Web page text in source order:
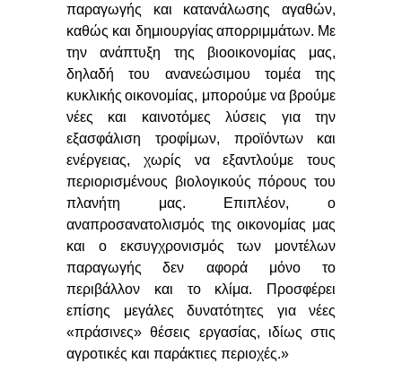
παραγωγής και κατανάλωσης αγαθών,
καθώς και δημιουργίας απορριμμάτων. Με
την ανάπτυξη της βιοοικονομίας μας,
δηλαδή του ανανεώσιμου τομέα της
κυκλικής οικονομίας, μπορούμε να βρούμε
νέες και καινοτόμες λύσεις για την
εξασφάλιση τροφίμων, προϊόντων
και
ενέργειας, χωρίς να εξαντλούμε τους
περιορισμένους βιολογικούς πόρους του
πλανήτη μας.
Επιπλέον, ο
αναπροσανατολισμός της οικονομίας μας
και ο εκσυγχρονισμός των μοντέλων
παραγωγής
δεν αφορά μόνο το
περιβάλλον και το κλίμα. Προσφέρει
επίσης μεγάλες δυνατότητες για νέες
«πράσινες» θέσεις εργασίας, ιδίως στις
αγροτικές και παράκτιες περιοχές.»